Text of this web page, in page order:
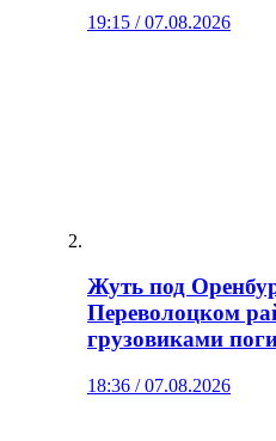
19:15 / 07.08.2026
Жуть под
Переволоцком
грузовиками
18:36 / 07.08.2026